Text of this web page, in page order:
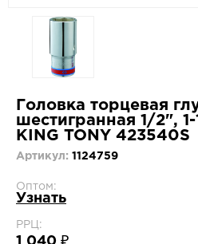
Головка торцевая
шестигранная 1/2",
KING TONY 423540S
Артикул: 1124759
Оптом:
Узнать
РРЦ: